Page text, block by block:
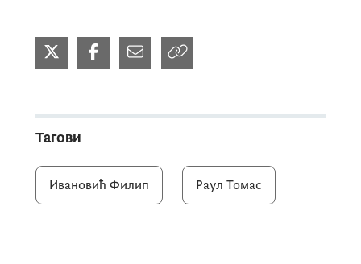
вриједностима. Посебно је истакнут значај
чињенице да је Естонија била прва држава
дипломатске односе након обнове
независности 2006. године, чиме је
партнерства, међусобног повјерења и
континуиране сарадње.
Тагови
Ивановић Филип Раул Томас